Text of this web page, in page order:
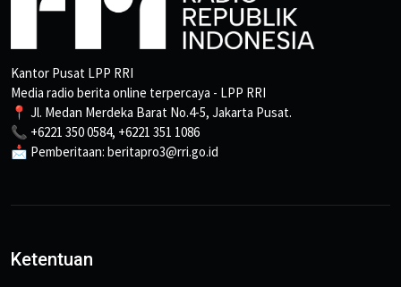
Kantor Pusat LPP RRI
Media radio berita online terpercaya - LPP RRI
📍 Jl. Medan Merdeka Barat No.4-5, Jakarta Pusat.
📞 +6221 350 0584, +6221 351 1086
📩 Pemberitaan: beritapro3@rri.go.id
Ketentuan